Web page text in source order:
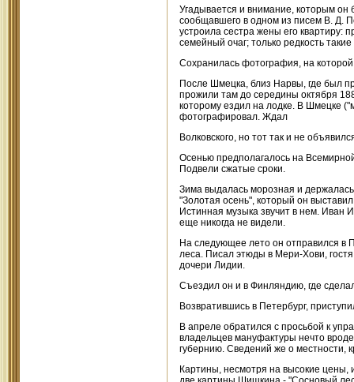
Угадывается и внимание, которым он
сообщавшего в одном из писем В. Д.
устроила сестра жены его квартиру:
семейный очаг; только редкость
Сохранилась фотография, на
После Шмецка, близ Нарвы, где был
прожили там до середины октября
которому ездил на лодке. В Шмецке
фотографировал. Ждал
Волковского, но тот так и не
Осенью предполагалось на
Подвели сжатые сроки.
Зима выдалась морозная и
"Золотая осень", который он
Истинная музыка звучит в нем. Иван
еще никогда не видели.
На следующее лето он отправился в
леса. Писал этюды в Мери-Хови,
дочери Лидии.
Съездил он и в Финляндию, где
Возвратившись в Петербург,
В апреле обратился с просьбой к
владельцев мануфактуры нечто
губернию. Сведений же о местности,
Картины, несмотря на высокие цены,